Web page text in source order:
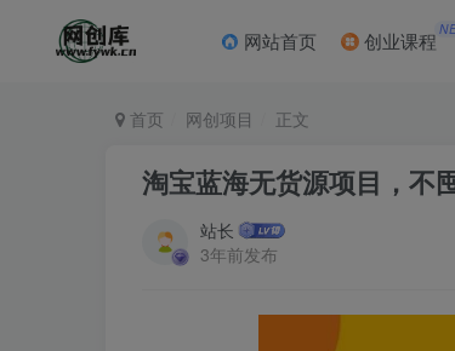
网站首页 创业课程
首页 网创项目 正文
淘宝蓝海无货源项目，不
站长
3年前发布